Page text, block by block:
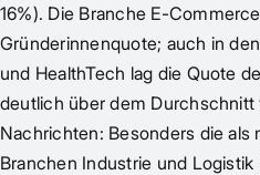
16%). Die Branche E-
Gründerinnenquote; auch in
und HealthTech lag die Quote
deutlich über dem Durchschnitt
Nachrichten: Besonders die als
Branchen Industrie und